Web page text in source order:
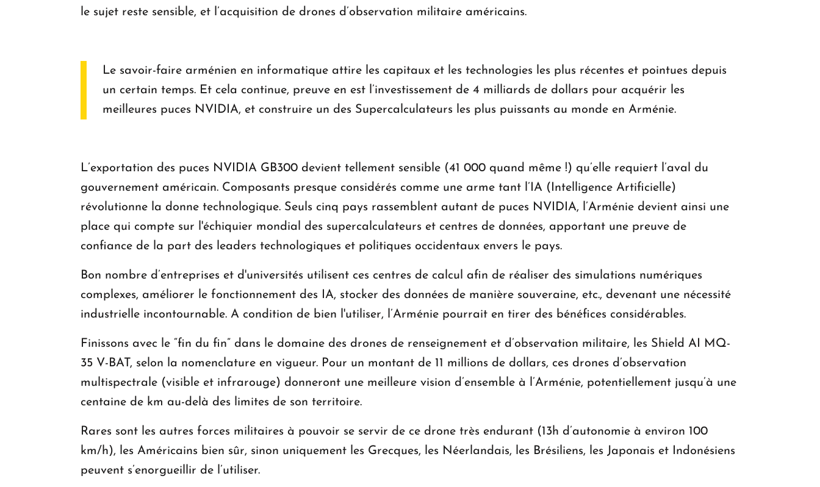
le sujet reste sensible, et l’acquisition de drones d’observation militaire américains.
Le savoir-faire arménien en informatique attire les capitaux et les technologies les plus récentes et pointues depuis
un certain temps. Et cela continue, preuve en est l’investissement de 4 milliards de dollars pour acquérir les
meilleures puces NVIDIA, et construire un des Supercalculateurs les plus puissants au monde en Arménie.
L’exportation des puces NVIDIA GB300 devient tellement sensible (41 000 quand même !) qu’elle requiert l’aval du
gouvernement américain. Composants presque considérés comme une arme tant l’IA (Intelligence Artificielle)
révolutionne la donne technologique. Seuls cinq pays rassemblent autant de puces NVIDIA, l’Arménie devient ainsi une
place qui compte sur l'échiquier mondial des supercalculateurs et centres de données, apportant une preuve de
confiance de la part des leaders technologiques et politiques occidentaux envers le pays.
Bon nombre d’entreprises et d'universités utilisent ces centres de calcul afin de réaliser des simulations numériques
complexes, améliorer le fonctionnement des IA, stocker des données de manière souveraine, etc., devenant une nécessité
industrielle incontournable. A condition de bien l'utiliser, l’Arménie pourrait en tirer des bénéfices considérables.
Finissons avec le “fin du fin” dans le domaine des drones de renseignement et d’observation militaire, les Shield AI MQ-
35 V-BAT, selon la nomenclature en vigueur. Pour un montant de 11 millions de dollars, ces drones d’observation
multispectrale (visible et infrarouge) donneront une meilleure vision d’ensemble à l’Arménie, potentiellement jusqu’à une
centaine de km au-delà des limites de son territoire.
Rares sont les autres forces militaires à pouvoir se servir de ce drone très endurant (13h d’autonomie à environ 100
km/h), les Américains bien sûr, sinon uniquement les Grecques, les Néerlandais, les Brésiliens, les Japonais et Indonésiens
peuvent s’enorgueillir de l’utiliser.